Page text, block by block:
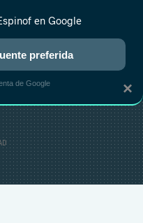
ANIME RANKINGS CINE
×
en Google
preferida
de Google